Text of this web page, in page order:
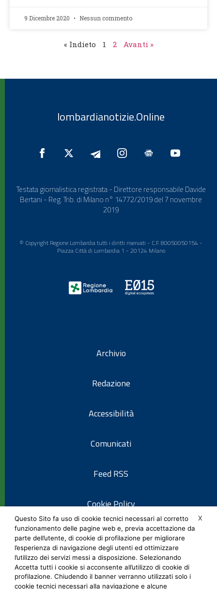
9 Dicembre 2020 Nessun commento
« Indieto 1 2 Avanti »
lombardianotizie.Online
Testata giornalistica registrata - Direttore responsabile Davide
Bertani - Reg. Trib. di Milano n° 14772/2019 del 7 novembre
2019
© Copyright Regione Lombardia tutti i diritti riservati - C.F. 80050050154 -
Piazza Città di Lombardia 1 - 20124 Milano
Archivio
Redazione
Accessibilità
Comunicati
Feed RSS
Cookie Policy
Informativa privacy
Note legali
X
Questo Sito fa uso di cookie tecnici necessari al corretto
funzionamento delle pagine web e, previa accettazione da
parte dell’utente, di cookie di profilazione per migliorare
l’esperienza di navigazione degli utenti ed ottimizzare
l’utilizzo dei servizi messi a disposizione. Selezionando
Accetta tutti i cookie si acconsente all’utilizzo di cookie di
profilazione. Chiudendo il banner verranno utilizzati solo i
cookie tecnici necessari alla navigazione e alcune